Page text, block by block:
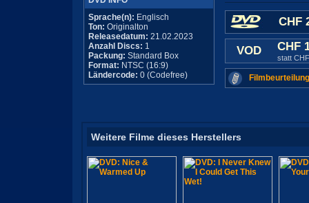
Sprache(n): Englisch
Ton: Originalton
Releasedatum: 21.02.2023
Anzahl Discs: 1
Packung: Standard Box
Format: NTSC (16:9)
Ländercode: 0 (Codefree)
CHF
VOD CHF
statt
Weitere Filme dieses Herstellers